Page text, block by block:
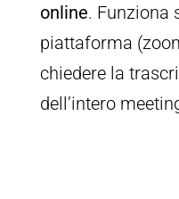
online. Funziona
piattaforma
chiedere la
dell’intero